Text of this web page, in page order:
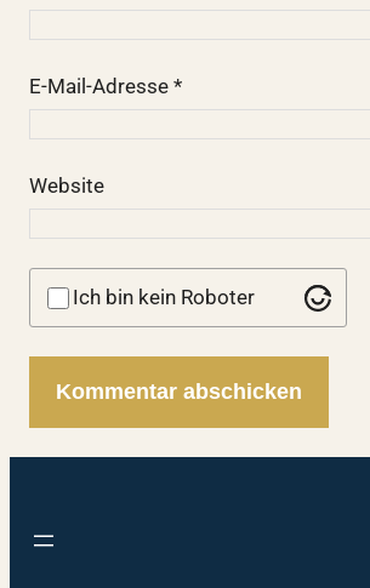
E-Mail-Adresse *
Website
Ich bin kein Roboter